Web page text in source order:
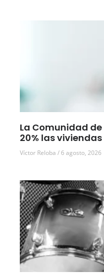
La Comunidad
20% las
Víctor Reloba 6 agosto, 2026